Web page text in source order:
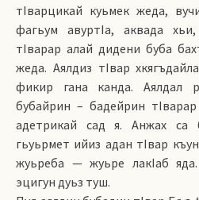
тIварцикай куьмек жеда,
фагьум авуртIа, аквада
тIварар алай дидени буба
жеда. Аялдиз тIвар
фикир гана канда. Аялдал
бубайрин – бадейрин
адетрикай сад я. Анжах са
гьуьрмет ийиз адан тIвар
жуьреба — жуьре лакIаб
эцигун дуьз туш.